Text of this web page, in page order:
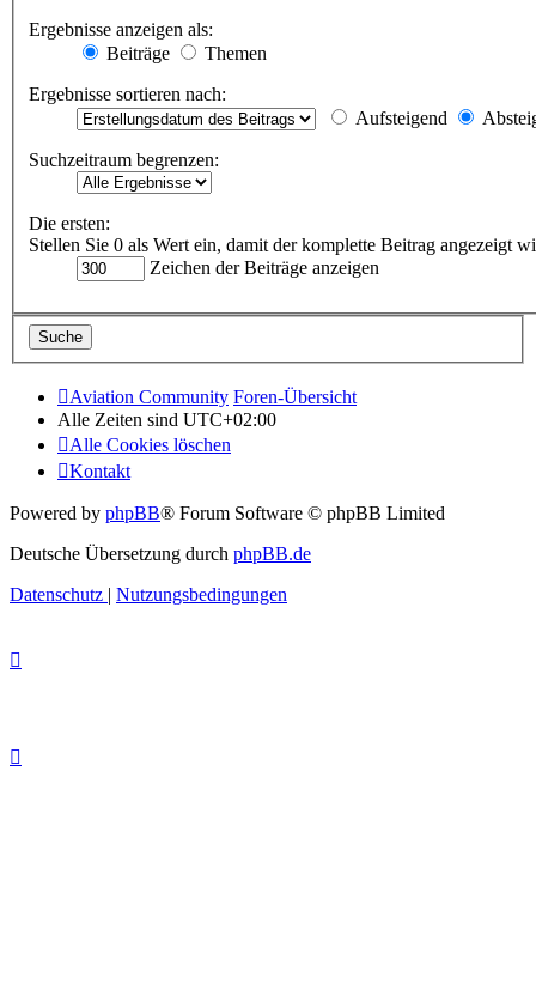
Ergebnisse anzeigen als:
Beiträge
Themen
Ergebnisse sortieren nach:
Aufsteigend
Suchzeitraum begrenzen:
Die ersten:
Stellen Sie 0 als Wert ein, damit der komplette Beitrag angezeigt
Zeichen der Beiträge anzeigen
Aviation Community Foren-Übersicht
Alle Zeiten sind UTC+02:00
Alle Cookies löschen
Kontakt
Powered by phpBB® Forum Software © phpBB Limited
Deutsche Übersetzung durch phpBB.de
Datenschutz | Nutzungsbedingungen